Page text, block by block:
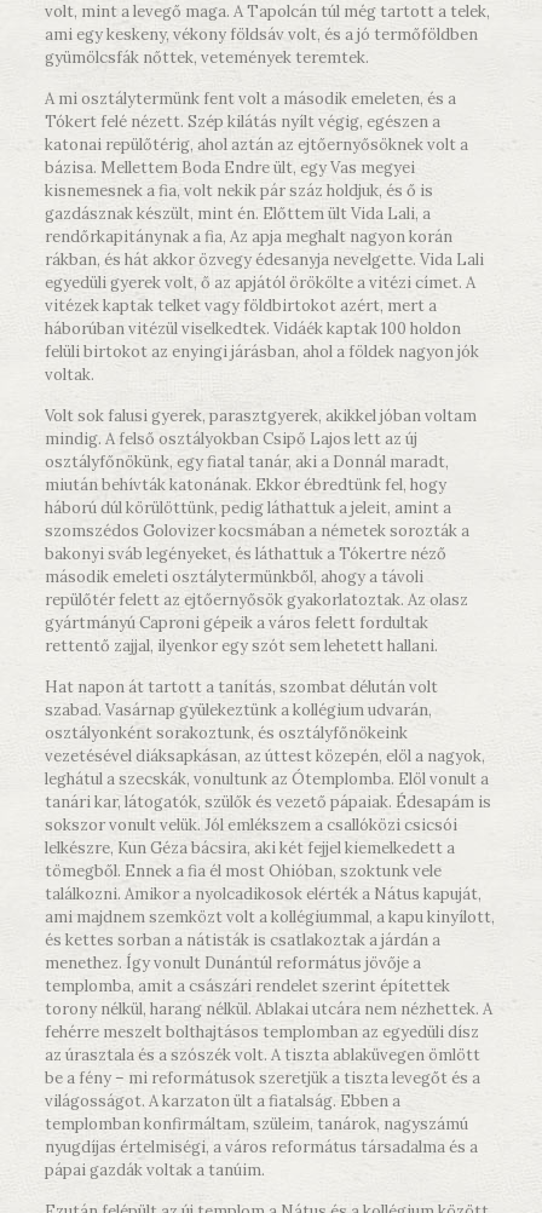
volt, mint a levegő maga. A Tapolcán túl még tartott a telek,
ami egy keskeny, vékony földsáv volt, és a jó termőföldben
gyümölcsfák nőttek, vetemények teremtek.
A mi osztálytermünk fent volt a második emeleten, és a
Tókert felé nézett. Szép kilátás nyílt végig, egészen a
katonai repülőtérig, ahol aztán az ejtőernyősöknek volt a
bázisa. Mellettem Boda Endre ült, egy Vas megyei
kisnemesnek a fia, volt nekik pár száz holdjuk, és ő is
gazdásznak készült, mint én. Előttem ült Vida Lali, a
rendőrkapitánynak a fia, Az apja meghalt nagyon korán
rákban, és hát akkor özvegy édesanyja nevelgette. Vida Lali
egyedüli gyerek volt, ő az apjától örökölte a vitézi címet. A
vitézek kaptak telket vagy földbirtokot azért, mert a
háborúban vitézül viselkedtek. Vidáék kaptak 100 holdon
felüli birtokot az enyingi járásban, ahol a földek nagyon jók
voltak.
Volt sok falusi gyerek, parasztgyerek, akikkel jóban voltam
mindig. A felső osztályokban Csipő Lajos lett az új
osztályfőnökünk, egy fiatal tanár, aki a Donnál maradt,
miután behívták katonának. Ekkor ébredtünk fel, hogy
háború dúl körülöttünk, pedig láthattuk a jeleit, amint a
szomszédos Golovizer kocsmában a németek sorozták a
bakonyi sváb legényeket, és láthattuk a Tókertre néző
második emeleti osztálytermünkből, ahogy a távoli
repülőtér felett az ejtőernyősök gyakorlatoztak. Az olasz
gyártmányú Caproni gépeik a város felett fordultak
rettentő zajjal, ilyenkor egy szót sem lehetett hallani.
Hat napon át tartott a tanítás, szombat délután volt
szabad. Vasárnap gyülekeztünk a kollégium udvarán,
osztályonként sorakoztunk, és osztályfőnökeink
vezetésével diáksapkásan, az úttest közepén, elöl a nagyok,
leghátul a szecskák, vonultunk az Ótemplomba. Elöl vonult a
tanári kar, látogatók, szülők és vezető pápaiak. Édesapám is
sokszor vonult velük. Jól emlékszem a csallóközi csicsói
lelkészre, Kun Géza bácsira, aki két fejjel kiemelkedett a
tömegből. Ennek a fia él most Ohióban, szoktunk vele
találkozni. Amikor a nyolcadikosok elérték a Nátus kapuját,
ami majdnem szemközt volt a kollégiummal, a kapu kinyílott,
és kettes sorban a nátisták is csatlakoztak a járdán a
menethez. Így vonult Dunántúl református jövője a
templomba, amit a császári rendelet szerint építettek
torony nélkül, harang nélkül. Ablakai utcára nem nézhettek. A
fehérre meszelt bolthajtásos templomban az egyedüli dísz
az úrasztala és a szószék volt. A tiszta ablaküvegen ömlött
be a fény – mi reformátusok szeretjük a tiszta levegőt és a
világosságot. A karzaton ült a fiatalság. Ebben a
templomban konfirmáltam, szüleim, tanárok, nagyszámú
nyugdíjas értelmiségi, a város református társadalma és a
pápai gazdák voltak a tanúim.